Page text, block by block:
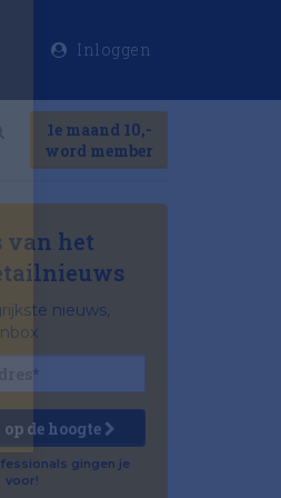
Inloggen
1e maand 10,-
word member
van het
nieuws,
de hoogte
gingen je
voor!